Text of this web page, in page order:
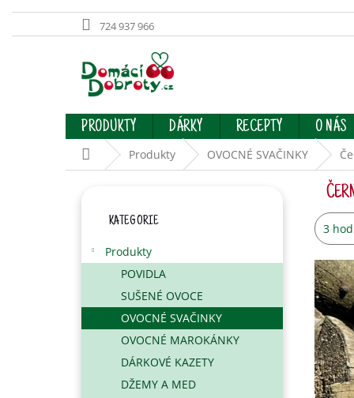
724 937 966
PRODUKTY DÁRKY RECEPTY O NÁS
Domů Produkty OVOCNÉ SVAČINKY
kategorie
KATEGORIE
Produkty
POVIDLA
SUŠENÉ OVOCE
OVOCNÉ SVAČINKY
OVOCNÉ MAROKÁNKY
DÁRKOVÉ KAZETY
DŽEMY A MED
je
3,7
z
5
3